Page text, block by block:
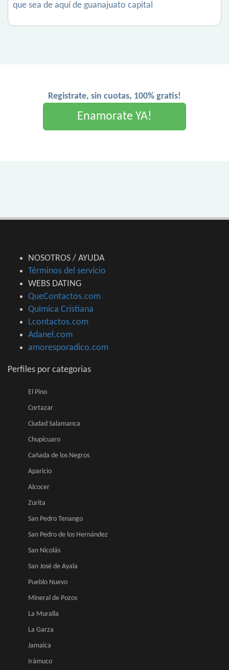
que sea de aquí de guanajuato capital
Registrate, sin cuotas, 100% gratis!
Enamorate YA!
NOSOTROS / AYUDA
Términos del servicio
WEBS DATING
QueContactos.com
Quimica Cristiana
Lcontactos.com
Adanel.com
amoresporadico.com
Perfiles por categorias
El Pino
Cortazar
Ciudad Salamanca
Chupícuaro
Cañada de los Negros
Aparicio
Alcocer
Zurita
San Pedro Tenango
San Pedro de los Hernández
San Nicolás
San José de Ayala
Pueblo Nuevo
Mineral de Pozos
La Muralla
La Garza
Jamaica
Irámuco